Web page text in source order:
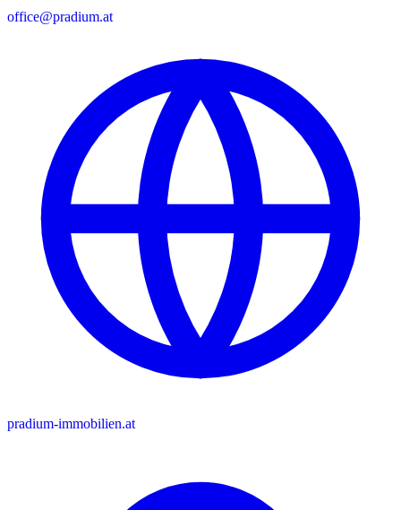
office@pradium.at
pradium-immobilien.at